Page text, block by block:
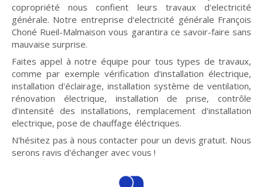
copropriété nous confient leurs travaux d'electricité
générale. Notre entreprise d'electricité générale François
Choné Rueil-Malmaison vous garantira ce savoir-faire sans
mauvaise surprise.
Faites appel à notre équipe pour tous types de travaux,
comme par exemple vérification d'installation électrique,
installation d'éclairage, installation système de ventilation,
rénovation électrique, installation de prise, contrôle
d'intensité des installations, remplacement d'installation
electrique, pose de chauffage éléctriques.
N'hésitez pas à nous contacter pour un devis gratuit. Nous
serons ravis d'échanger avec vous !